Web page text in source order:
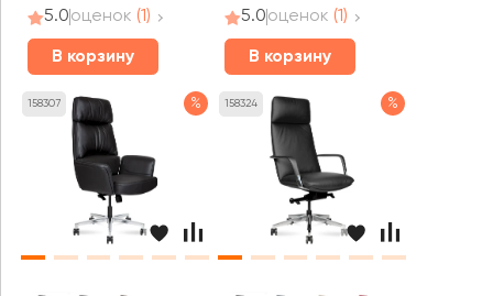
5.0оценок (1)
В корзину
5.0оценок (1)
В корзину
158307 % 158324 %